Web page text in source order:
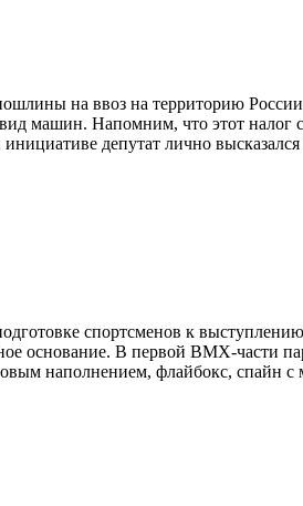
на ввоз на территорию
машин. Напомним, что этот налог
депутат лично
спортсменов к
основание. В первой BMX-части
наполнением, флайбокс, спайн с